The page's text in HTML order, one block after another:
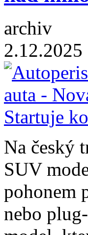
archiv
2.12.2025
Na český
SUV
pohonem
nebo